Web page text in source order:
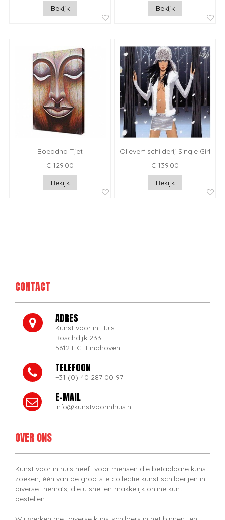
Bekijk
Bekijk
Boeddha Tjet
€ 129.00
Bekijk
Olieverf schilderij Single Girl
€ 139.00
Bekijk
CONTACT
ADRES
Kunst voor in Huis
Boschdijk 233
5612 HC Eindhoven
TELEFOON
+31 (0) 40 287 00 97
E-MAIL
info@kunstvoorinhuis.nl
OVER ONS
Kunst voor in huis heeft voor mensen die betaalbare kunst
zoeken, één van de grootste collectie kunst schilderijen in
diverse thema's, die u snel en makkelijk online kunt
bestellen.